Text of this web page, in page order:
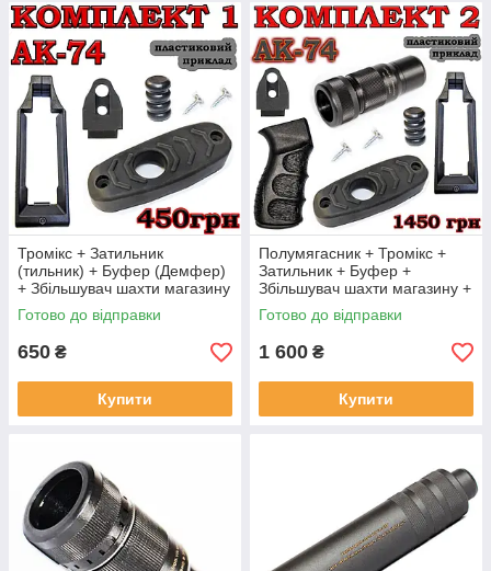
Тромікс + Затильник
(тильник) + Буфер (Демфер)
+ Збільшувач шахти магазину
АК74
Готово до відправки
650 ₴
Купити
Полумягасник + Тромікс +
Затильник + Буфер +
Збільшувач шахти магазину +
Ручка АК74
Готово до відправки
1 600 ₴
Купити